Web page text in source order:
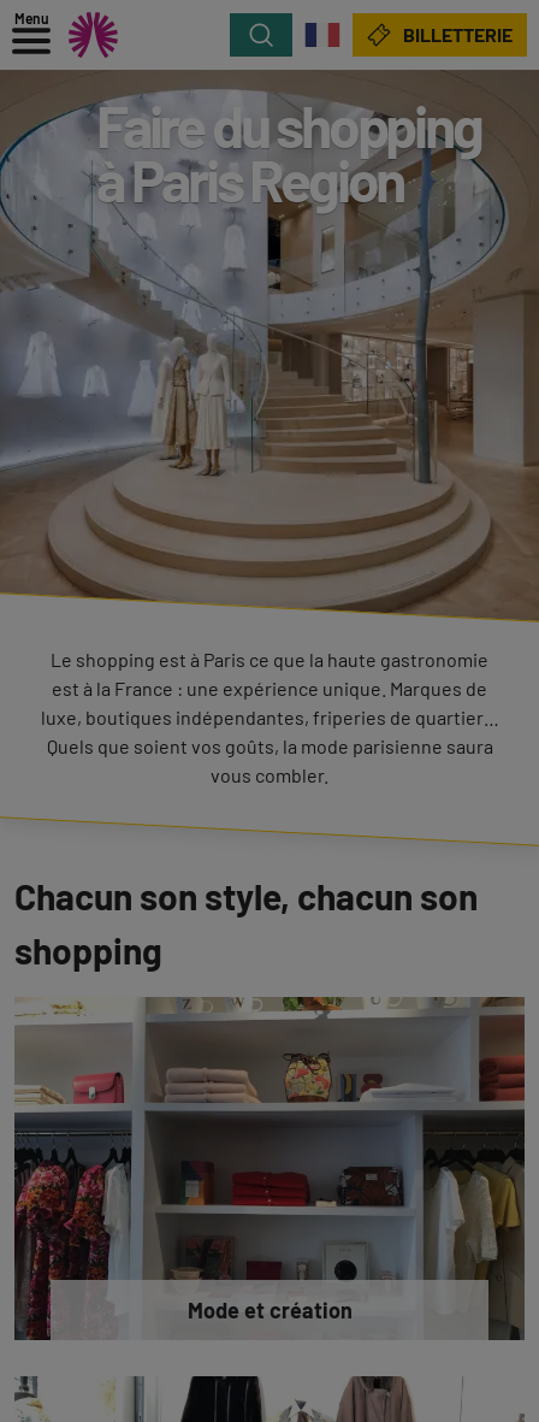
Menu
Rechercher BILLETTERIE
Faire du shopping
à Paris Region
Le shopping est à Paris ce que la haute gastronomie
est à la France : une expérience unique. Marques de
luxe, boutiques indépendantes, friperies de quartier…
Quels que soient vos goûts, la mode parisienne saura
vous combler.
Chacun son style, chacun son
shopping
Mode et création